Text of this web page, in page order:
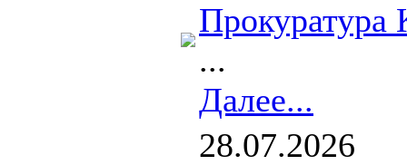
Прокуратура
...
Далее...
28.07.2026